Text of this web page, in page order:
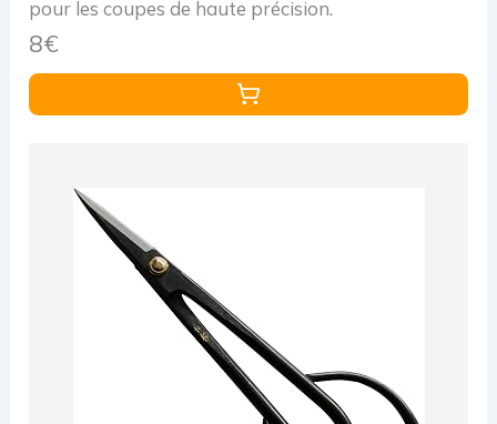
pour les coupes de haute précision.
8€